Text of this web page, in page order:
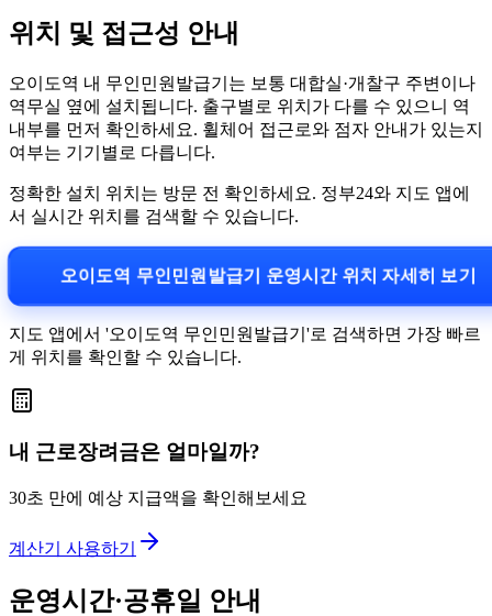
위치 및 접근성 안내
오이도역 내 무인민원발급기는 보통 대합실·개찰구 주변이나
역무실 옆에 설치됩니다. 출구별로 위치가 다를 수 있으니 역
내부를 먼저 확인하세요. 휠체어 접근로와 점자 안내가 있는지
여부는 기기별로 다릅니다.
정확한 설치 위치는 방문 전 확인하세요. 정부24와 지도 앱에
서 실시간 위치를 검색할 수 있습니다.
오이도역 무인민원발급기 운영시간 위치 자세히 보기
지도 앱에서 '오이도역 무인민원발급기'로 검색하면 가장 빠르
게 위치를 확인할 수 있습니다.
내 근로장려금은 얼마일까?
30초 만에 예상 지급액을 확인해보세요
계산기 사용하기
운영시간·공휴일 안내